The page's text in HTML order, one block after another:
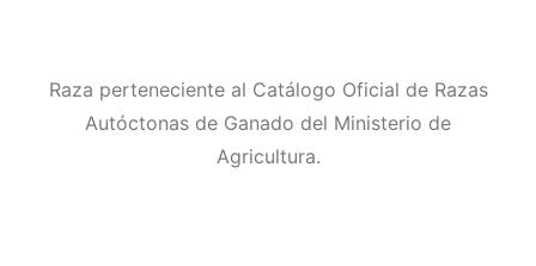
Raza perteneciente al Catálogo Oficial de Razas
Autóctonas de Ganado del Ministerio de
Agricultura.